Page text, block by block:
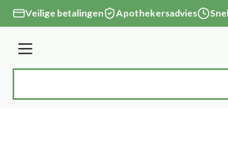
Ga naar de inhoud
Veilige betalingen Apothekersadvies
Menu